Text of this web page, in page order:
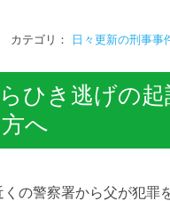
カテゴリ： 日々更新の刑事事
ひき逃げの
へ
くの警察署から父が犯罪